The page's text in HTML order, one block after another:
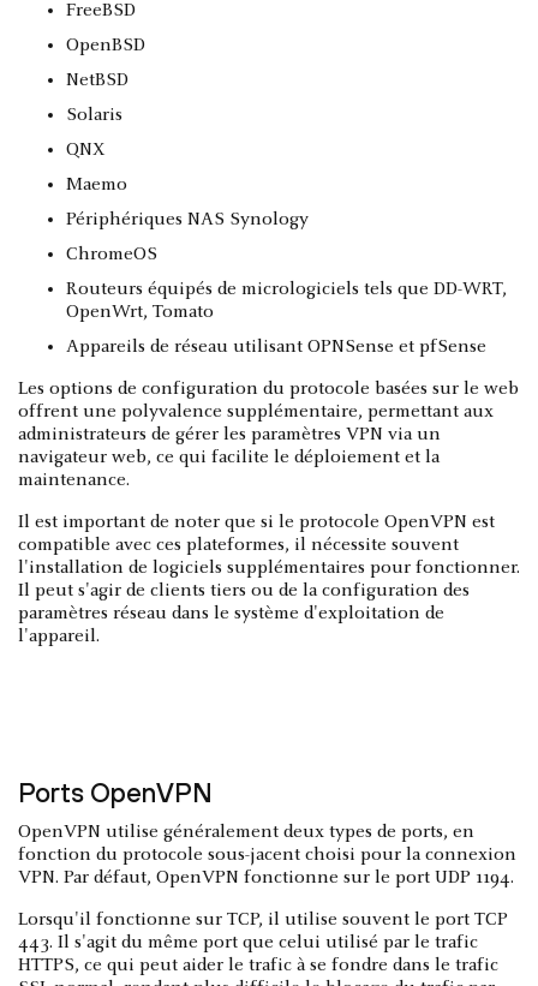
FreeBSD
OpenBSD
NetBSD
Solaris
QNX
Maemo
Périphériques NAS Synology
ChromeOS
Routeurs équipés de micrologiciels tels que DD-WRT,
OpenWrt, Tomato
Appareils de réseau utilisant OPNSense et pfSense
Les options de configuration du protocole basées sur le web
offrent une polyvalence supplémentaire, permettant aux
administrateurs de gérer les paramètres VPN via un
navigateur web, ce qui facilite le déploiement et la
maintenance.
Il est important de noter que si le protocole OpenVPN est
compatible avec ces plateformes, il nécessite souvent
l'installation de logiciels supplémentaires pour fonctionner.
Il peut s'agir de clients tiers ou de la configuration des
paramètres réseau dans le système d'exploitation de
l'appareil.
Ports OpenVPN
OpenVPN utilise généralement deux types de ports, en
fonction du protocole sous-jacent choisi pour la connexion
VPN. Par défaut, OpenVPN fonctionne sur le port UDP 1194.
Lorsqu'il fonctionne sur TCP, il utilise souvent le port TCP
443. Il s'agit du même port que celui utilisé par le trafic
HTTPS, ce qui peut aider le trafic à se fondre dans le trafic